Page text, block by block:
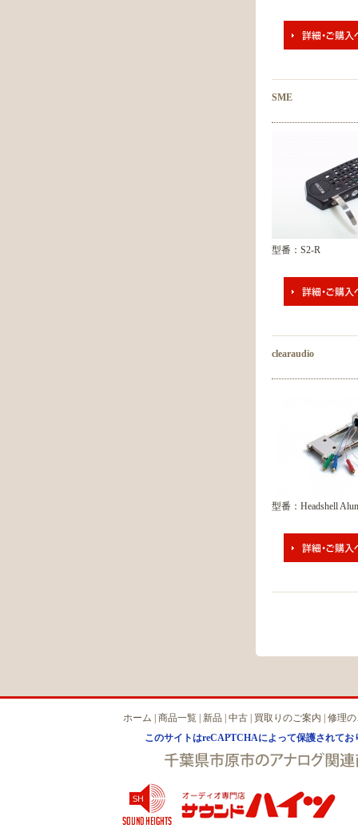
SME
型番：S2-R
clearaudio
型番：Headshell
ホーム 商品一覧 新品 中古 買取りのご案内
修理
このサイトはreCAPTCHAによって保護されてお